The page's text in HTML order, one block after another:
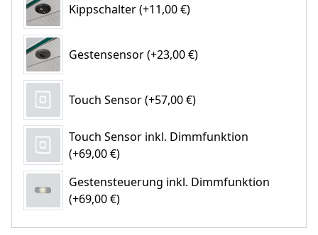
Kippschalter (+11,00 €)
Gestensensor (+23,00 €)
Touch Sensor (+57,00 €)
Touch Sensor inkl. Dimmfunktion
(+69,00 €)
Gestensteuerung inkl. Dimmfunktion
(+69,00 €)